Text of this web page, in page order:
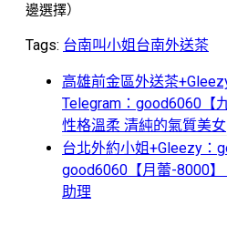
邊選擇）
Tags: 台南叫小姐 台南外送茶
高雄前金區外送茶
Telegram：good6060【
性格溫柔 清純的氣質美女
台北外約小姐+Gleezy：
good6060【月蕾-8000
助理